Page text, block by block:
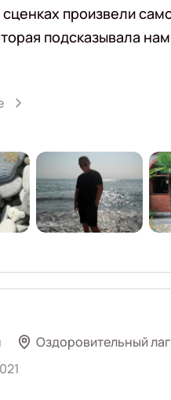
сценках произвели
подсказывала
Оздоровительный